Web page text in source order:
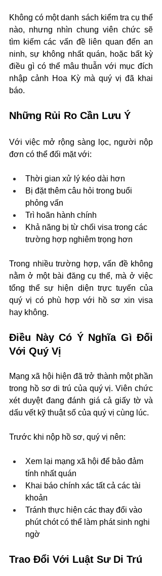
Không có một danh sách kiểm tra cụ thể
nào, nhưng nhìn chung viên chức sẽ
tìm kiếm các vấn đề liên quan đến an
ninh, sự không nhất quán, hoặc bất kỳ
điều gì có thể mâu thuẫn với mục đích
nhập cảnh Hoa Kỳ mà quý vị đã khai
báo.
Những Rủi Ro Cần Lưu Ý
Với việc mở rộng sàng lọc, người nộp
đơn có thể đối mặt với:
Thời gian xử lý kéo dài hơn
Bị đặt thêm câu hỏi trong buổi
phỏng vấn
Trì hoãn hành chính
Khả năng bị từ chối visa trong các
trường hợp nghiêm trọng hơn
Trong nhiều trường hợp, vấn đề không
nằm ở một bài đăng cụ thể, mà ở việc
tổng thể sự hiện diện trực tuyến của
quý vị có phù hợp với hồ sơ xin visa
hay không.
Điều Này Có Ý Nghĩa Gì Đối
Với Quý Vị
Mạng xã hội hiện đã trở thành một phần
trong hồ sơ di trú của quý vị. Viên chức
xét duyệt đang đánh giá cả giấy tờ và
dấu vết kỹ thuật số của quý vị cùng lúc.
Trước khi nộp hồ sơ, quý vị nên:
Xem lại mạng xã hội để bảo đảm
tính nhất quán
Khai báo chính xác tất cả các tài
khoản
Tránh thực hiện các thay đổi vào
phút chót có thể làm phát sinh nghi
ngờ
Trao Đổi Với Luật Sư Di Trú